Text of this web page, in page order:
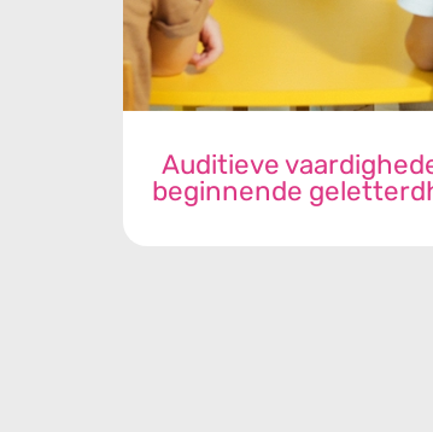
Auditieve
beginnende